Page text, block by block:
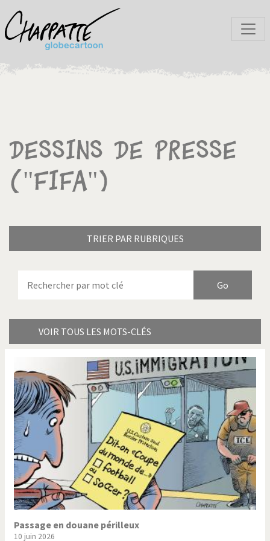
Dessins de presse
("FIFA")
TRIER PAR RUBRIQUES
VOIR TOUS LES MOTS-CLÉS
Bienvenue en Italie
Bye Biden! Catholique ou pas très?
Chère énergie! Crise grecque
Cybermonde
Du printemps arabe à
l'hiver
Election présidentielle US Guerre en Syrie
Hopp Deutschland Israël - Palestine
L'Amérique et les armes L'Iran tremble
La Chine et nous
La Corée du Nord: guerre ou
Passage en douane périlleux
10 juin 2026